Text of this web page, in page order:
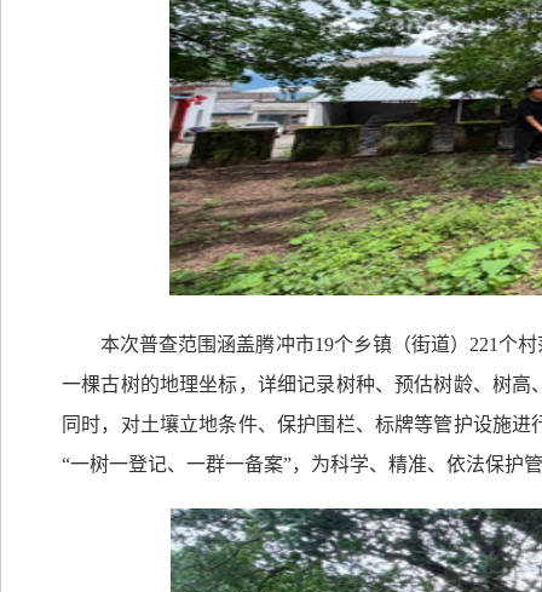
本次普查范围涵盖腾冲市19个乡镇（街道） 221个村
一棵古树的地理坐标，详细记录树种、预估树龄、树
同时，对土壤立地条件、保护围栏、标牌等管护设施
“一树一登记、一群一备案”，为科学、精准、依法保护